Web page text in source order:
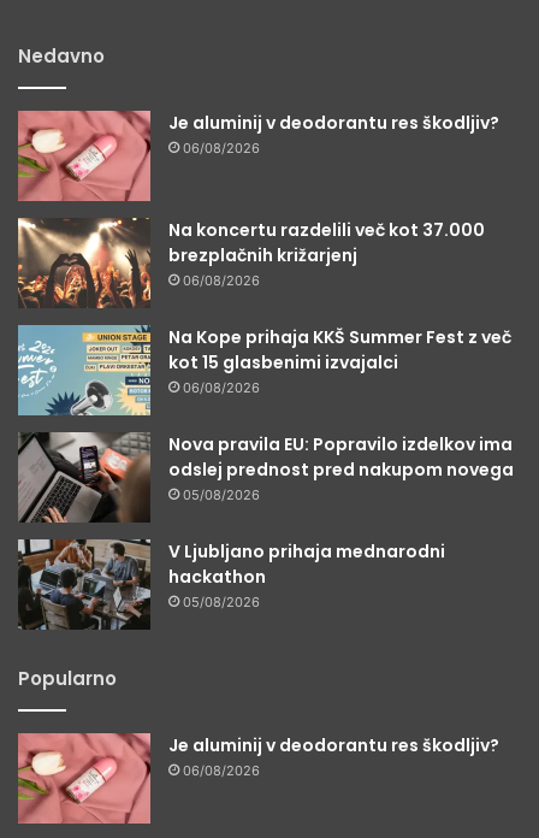
Nedavno
Je aluminij v deodorantu res škodljiv?
06/08/2026
Na koncertu razdelili več kot 37.000
brezplačnih križarjenj
06/08/2026
Na Kope prihaja KKŠ Summer Fest z več
kot 15 glasbenimi izvajalci
06/08/2026
Nova pravila EU: Popravilo izdelkov ima
odslej prednost pred nakupom novega
05/08/2026
V Ljubljano prihaja mednarodni
hackathon
05/08/2026
Popularno
Je aluminij v deodorantu res škodljiv?
06/08/2026